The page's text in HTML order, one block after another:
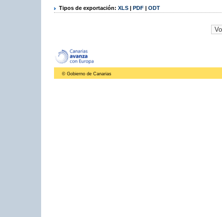
Tipos de exportación: XLS | PDF | ODT
© Gobierno de Canarias